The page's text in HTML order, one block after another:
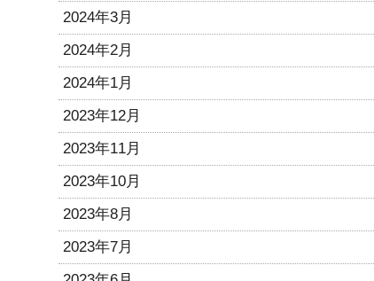
2024年3月
2024年2月
2024年1月
2023年12月
2023年11月
2023年10月
2023年8月
2023年7月